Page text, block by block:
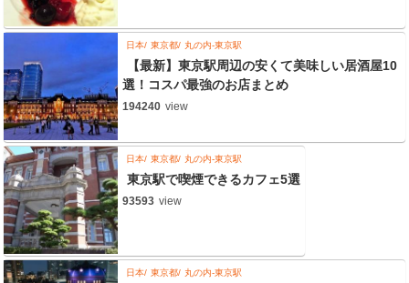
日本 東京都 丸の内-東京駅
【最新】東京駅周辺の安くて美味しい居酒屋10
選！コスパ最強のお店まとめ
194240 view
日本 東京都 丸の内-東京駅
東京駅で喫煙できるカフェ5選
93593 view
日本 東京都 丸の内-東京駅